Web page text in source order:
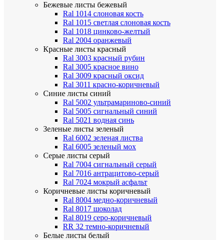
Бежевые листы бежевый
Ral 1014 слоновая кость
Ral 1015 светлая слоновая кость
Ral 1018 цинково-желтый
Ral 2004 оранжевый
Красные листы красный
Ral 3003 красный рубин
Ral 3005 красное вино
Ral 3009 красный оксид
Ral 3011 красно-коричневый
Синие листы синий
Ral 5002 ультрамариново-синий
Ral 5005 сигнальный синий
Ral 5021 водная синь
Зеленые листы зеленый
Ral 6002 зеленая листва
Ral 6005 зеленый мох
Серые листы серый
Ral 7004 сигнальный серый
Ral 7016 антрацитово-серый
Ral 7024 мокрый асфальт
Коричневые листы коричневый
Ral 8004 медно-коричневый
Ral 8017 шоколад
Ral 8019 серо-коричневый
RR 32 темно-коричневый
Белые листы белый